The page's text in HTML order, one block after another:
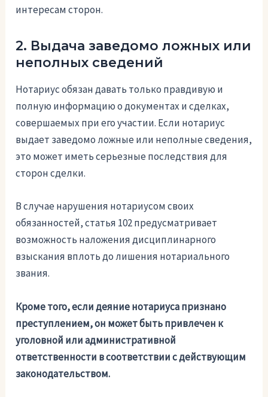
интересам сторон.
2. Выдача заведомо ложных или
неполных сведений
Нотариус обязан давать только правдивую и
полную информацию о документах и сделках,
совершаемых при его участии. Если нотариус
выдает заведомо ложные или неполные сведения,
это может иметь серьезные последствия для
сторон сделки.
В случае нарушения нотариусом своих
обязанностей, статья 102 предусматривает
возможность наложения дисциплинарного
взыскания вплоть до лишения нотариального
звания.
Кроме того, если деяние нотариуса признано
преступлением, он может быть привлечен к
уголовной или административной
ответственности в соответствии с действующим
законодательством.